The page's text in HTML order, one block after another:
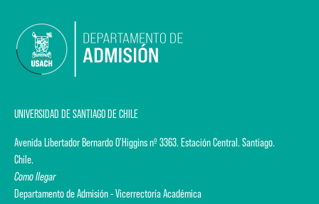
UNIVERSIDAD DE SANTIAGO DE CHILE
Avenida Libertador Bernardo O'Higgins nº 3363. Estación Central. Santiago.
Chile.
Como llegar
Departamento de Admisión - Vicerrectoría Académica